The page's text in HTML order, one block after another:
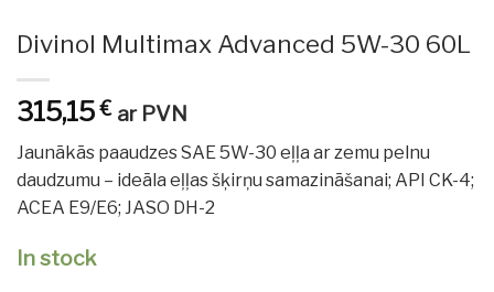
Divinol Multimax Advanced 5W-30 60L
315,15€ ar PVN
Jaunākās paaudzes SAE 5W-30 eļļa ar zemu pelnu
daudzumu – ideāla eļļas šķirņu samazināšanai; API CK-4;
ACEA E9/E6; JASO DH-2
In stock